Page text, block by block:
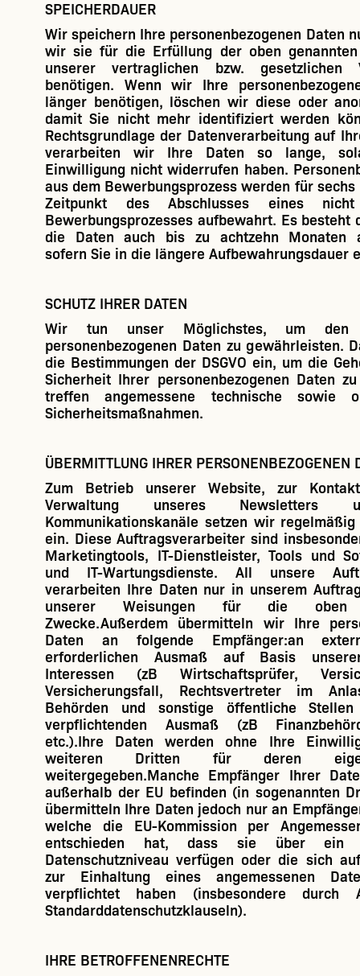
SPEICHERDAUER
Wir speichern Ihre personenbezogenen Daten
wir sie für die Erfüllung der oben
unserer vertraglichen bzw. gesetzlichen
benötigen. Wenn wir Ihre
länger benötigen, löschen wir diese oder
damit Sie nicht mehr identifiziert werden
Rechtsgrundlage der Datenverarbeitung auf
verarbeiten wir Ihre Daten so lange,
Einwilligung nicht widerrufen haben.
aus dem Bewerbungsprozess werden für
Zeitpunkt des Abschlusses eines nicht
Bewerbungsprozesses aufbewahrt. Es besteht
die Daten auch bis zu achtzehn Monaten
sofern Sie in die längere Aufbewahrungsdauer
SCHUTZ IHRER DATEN
Wir tun unser Möglichstes, um den
personenbezogenen Daten zu gewährleisten.
die Bestimmungen der DSGVO ein, um die
Sicherheit Ihrer personenbezogenen Daten
treffen angemessene technische sowie
Sicherheitsmaßnahmen.
ÜBERMITTLUNG IHRER PERSONENBEZOGENEN
Zum Betrieb unserer Website, zur
Verwaltung unseres Newsletters
Kommunikationskanäle setzen wir
ein. Diese Auftragsverarbeiter sind
Marketingtools, IT-Dienstleister, Tools und
und IT-Wartungsdienste. All unsere
verarbeiten Ihre Daten nur in unserem
unserer Weisungen für die oben
Zwecke.Außerdem übermitteln wir Ihre
Daten an folgende Empfänger:an
erforderlichen Ausmaß auf Basis
Interessen (zB Wirtschaftsprüfer,
Versicherungsfall, Rechtsvertreter im
Behörden und sonstige öffentliche
verpflichtenden Ausmaß (zB
etc.).Ihre Daten werden ohne Ihre
weiteren Dritten für deren
weitergegeben.Manche Empfänger Ihrer
außerhalb der EU befinden (in sogenannten
übermitteln Ihre Daten jedoch nur an
welche die EU-Kommission per
entschieden hat, dass sie über ein
Datenschutzniveau verfügen oder die sich
zur Einhaltung eines angemessenen
verpflichtet haben (insbesondere durch
Standarddatenschutzklauseln).
IHRE BETROFFENENRECHTE